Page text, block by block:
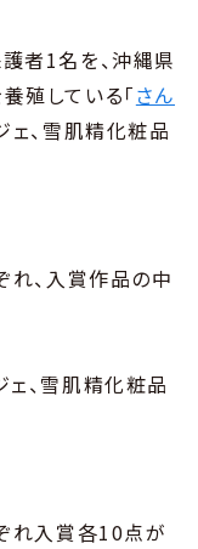
者1名を、沖縄県
殖している「さん
ェ、雪肌精化粧品
れ、入賞作品の中
、雪肌精化粧品
れ入賞各10点が